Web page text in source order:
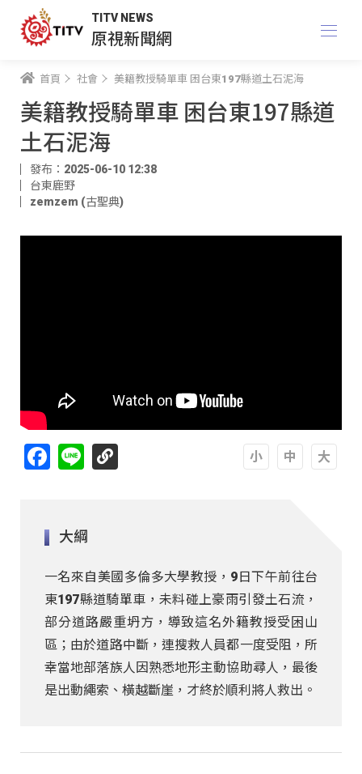
TITV NEWS
原視新聞網
首頁 社會 美籍教授騎單車 困台東197縣道土石泥海
美籍教授騎單車 困台東197縣道
土石泥海
發布：2025-06-10 12:38
台東鹿野
zemzem (古聖典)
Facebook
Line
大綱
一名來自美國多倫多大學教授，9日下午前往台
東197縣道騎單車，未料碰上豪雨引發土石流，
部分道路嚴重坍方，導致這名外籍教授受困山
區；由於道路中斷，連搜救人員都一度受阻，所
幸當地部落族人因熟悉地形主動協助尋人，最後
是出動繩索、橫越斷崖，才終於順利將人救出。